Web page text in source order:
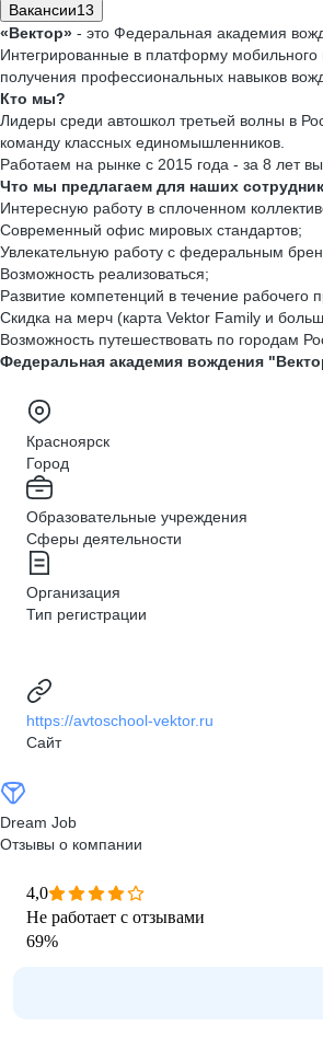
Вакансии13
«Вектор» - это Федеральная академия
Интегрированные в платформу
получения профессиональных навыков
Кто мы?
Лидеры среди автошкол третьей волны в
команду классных единомышленников.
Работаем на рынке с 2015 года - за 8 лет
Что мы предлагаем для наших
Интересную работу в сплоченном
Современный офис мировых стандартов;
Увлекательную работу с федеральным
Возможность реализоваться;
Развитие компетенций в течение рабочего
Скидка на мерч (карта Vektor Family и
Возможность путешествовать по городам
Федеральная академия вождения
Красноярск
Город
Образовательные учреждения
Сферы деятельности
Организация
Тип регистрации
https://avtoschool-vektor.ru
Сайт
Dream Job
Отзывы о компании
4,0
Не работает с отзывами
69%